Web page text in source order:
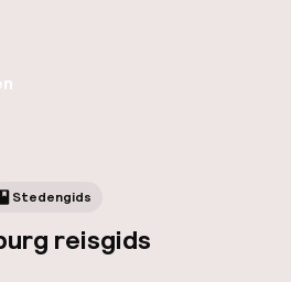
Stedengids
reisgids